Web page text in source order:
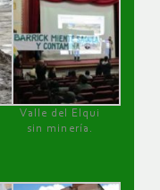
Valle del Elqui
sin minería.